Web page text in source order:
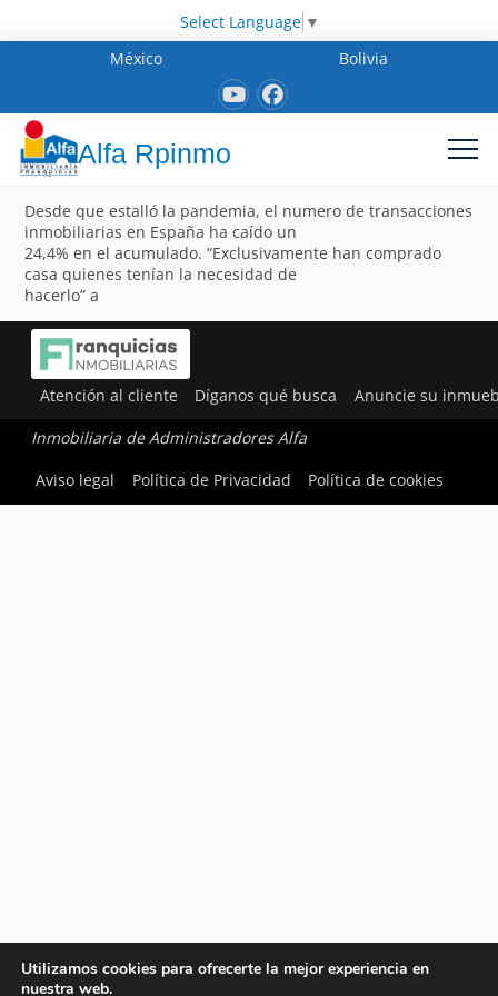
Select Language ▼
México
Bolivia
Alfa Rpinmo
Desde que estalló la pandemia, el numero de transacciones
inmobiliarias en España ha caído un
24,4% en el acumulado. “Exclusivamente han comprado
casa quienes tenían la necesidad de
hacerlo” a
Atención al cliente Díganos qué busca Anuncie su
Inmobiliaria de Administradores Alfa
Aviso legal
Política de Privacidad Política de cookies
Utilizamos cookies para ofrecerte la mejor experiencia en
nuestra web.